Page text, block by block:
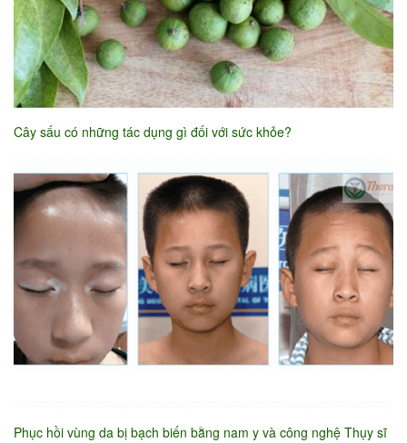
Cây sấu có những tác dụng gì đối với sức khỏe?
Phục hồi vùng da bị bạch biến bằng nam y và công nghệ Thụy sĩ